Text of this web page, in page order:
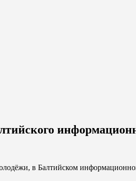
в Балтийском